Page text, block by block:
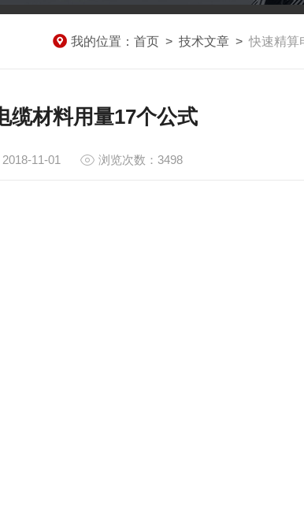
我的位置： 首页 > 技术文章 >快速精算
缆材料用量17个公式
2018-11-01 浏览次数：3498